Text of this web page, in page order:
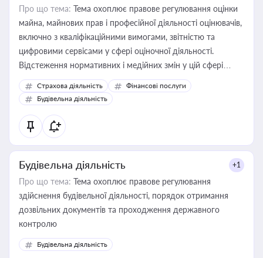
Про що тема: Тема охоплює правове регулювання оцінки
майна, майнових прав і професійної діяльності оцінювачів,
включно з кваліфікаційними вимогами, звітністю та
цифровими сервісами у сфері оціночної діяльності.
Відстеження нормативних і медійних змін у цій сфері
корисне для власника бізнесу, керівника, юриста або
бухгалтера під час оподаткування, приватизації, оренди
державного майна, корпоративних угод і перевірки
статусу суб'єктів оціночної діяльності
Страхова діяльність
Фінансові послуги
Будівельна діяльність
Будівельна діяльність +1
Про що тема: Тема охоплює правове регулювання
здійснення будівельної діяльності, порядок отримання
дозвільних документів та проходження державного
контролю
Будівельна діяльність